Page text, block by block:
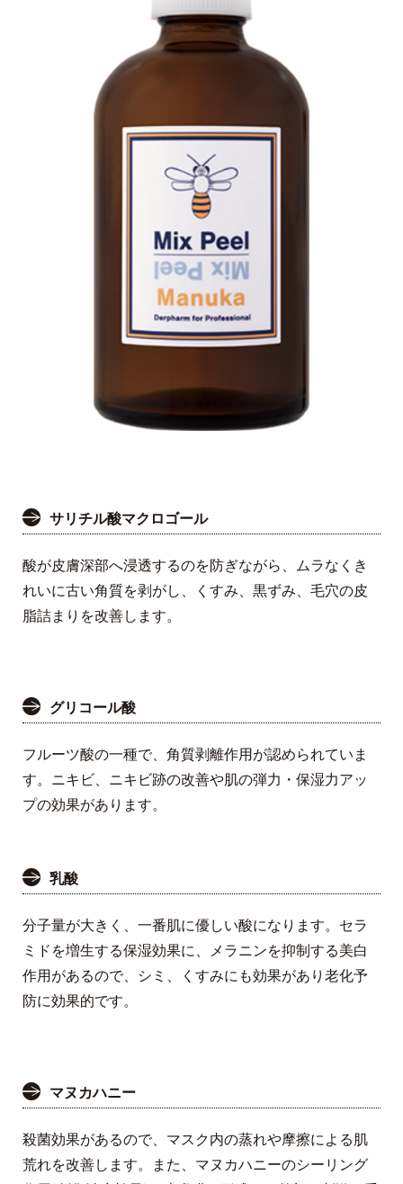
サリチル酸マクロゴール
酸が皮膚深部へ浸透するのを防ぎながら、ムラなくき
れいに古い角質を剥がし、くすみ、黒ずみ、毛穴の皮
脂詰まりを改善します。
グリコール酸
フルーツ酸の一種で、角質剥離作用が認められていま
す。ニキビ、ニキビ跡の改善や肌の弾力・保湿力アッ
プの効果があります。
乳酸
分子量が大きく、一番肌に優しい酸になります。セラ
ミドを増生する保湿効果に、メラニンを抑制する美白
作用があるので、シミ、くすみにも効果があり老化予
防に効果的です。
マヌカハニー
殺菌効果があるので、マスク内の蒸れや摩擦による肌
荒れを改善します。また、マヌカハニーのシーリング